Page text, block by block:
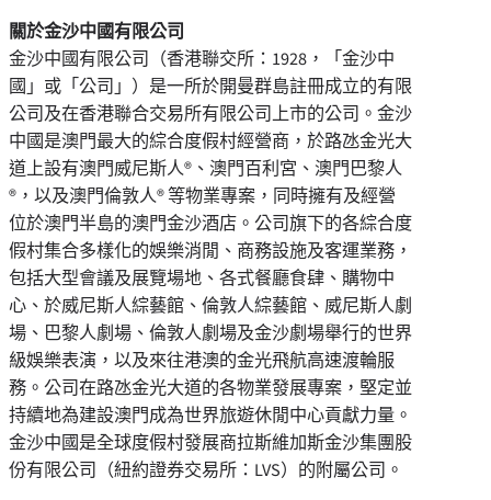
關於金沙中國有限公司
金沙中國有限公司（香港聯交所：1928，「金沙中
國」或「公司」）是一所於開曼群島註冊成立的有限
公司及在香港聯合交易所有限公司上市的公司。金沙
中國是澳門最大的綜合度假村經營商，於路氹金光大
道上設有澳門威尼斯人®、澳門百利宮、澳門巴黎人
®，以及澳門倫敦人® 等物業專案，同時擁有及經營
位於澳門半島的澳門金沙酒店。公司旗下的各綜合度
假村集合多樣化的娛樂消閒、商務設施及客運業務，
包括大型會議及展覽場地、各式餐廳食肆、購物中
心、於威尼斯人綜藝館、倫敦人綜藝館、威尼斯人劇
場、巴黎人劇場、倫敦人劇場及金沙劇場舉行的世界
級娛樂表演，以及來往港澳的金光飛航高速渡輪服
務。公司在路氹金光大道的各物業發展專案，堅定並
持續地為建設澳門成為世界旅遊休閒中心貢獻力量。
金沙中國是全球度假村發展商拉斯維加斯金沙集團股
份有限公司（紐約證券交易所：LVS）的附屬公司。